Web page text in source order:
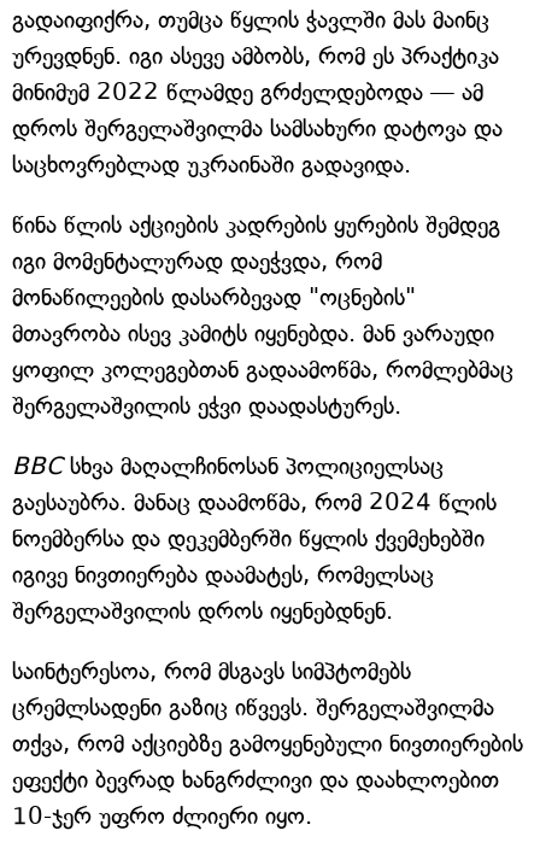
გადაიფიქრა, თუმცა წყლის ჭავლში მას მაინც
ურევდნენ. იგი ასევე ამბობს, რომ ეს პრაქტიკა
მინიმუმ 2022 წლამდე გრძელდებოდა — ამ
დროს შერგელაშვილმა სამსახური დატოვა და
საცხოვრებლად უკრაინაში გადავიდა.
წინა წლის აქციების კადრების ყურების შემდეგ
იგი მომენტალურად დაეჭვდა, რომ
მონაწილეების დასარბევად "ოცნების"
მთავრობა ისევ კამიტს იყენებდა. მან ვარაუდი
ყოფილ კოლეგებთან გადაამოწმა, რომლებმაც
შერგელაშვილის ეჭვი დაადასტურეს.
BBCსხვა მაღალჩინოსან პოლიციელსაც
გაესაუბრა. მანაც დაამოწმა, რომ 2024 წლის
ნოემბერსა და დეკემბერში წყლის ქვემეხებში
იგივე ნივთიერება დაამატეს, რომელსაც
შერგელაშვილის დროს იყენებდნენ.
საინტერესოა, რომ მსგავს სიმპტომებს
ცრემლსადენი გაზიც იწვევს. შერგელაშვილმა
თქვა, რომ აქციებზე გამოყენებული ნივთიერების
ეფექტი ბევრად ხანგრძლივი და დაახლოებით
10-ჯერ უფრო ძლიერი იყო.